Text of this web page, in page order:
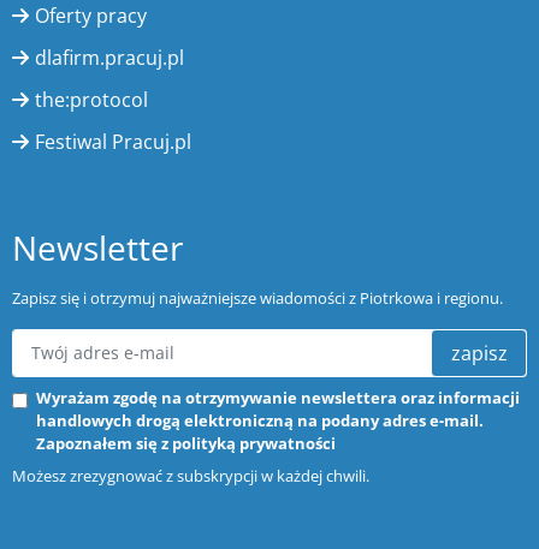
Oferty pracy
dlafirm.pracuj.pl
the:protocol
Festiwal Pracuj.pl
Newsletter
Zapisz się i otrzymuj najważniejsze wiadomości z Piotrkowa i regionu.
zapisz
Wyrażam zgodę na otrzymywanie newslettera oraz informacji
handlowych drogą elektroniczną na podany adres e-mail.
Zapoznałem się z polityką prywatności
Możesz zrezygnować z subskrypcji w każdej chwili.